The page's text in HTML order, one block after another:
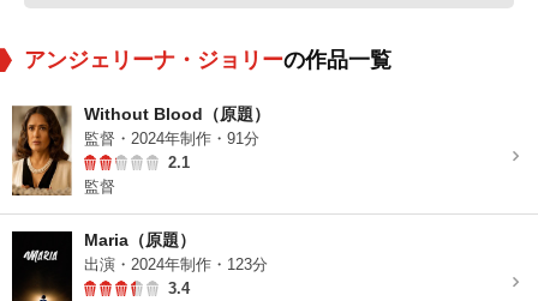
アンジェリーナ・ジョリーの作品一覧
Without Blood（原題）
監督・2024年制作・91分
2.1
監督
Maria（原題）
出演・2024年制作・123分
3.4